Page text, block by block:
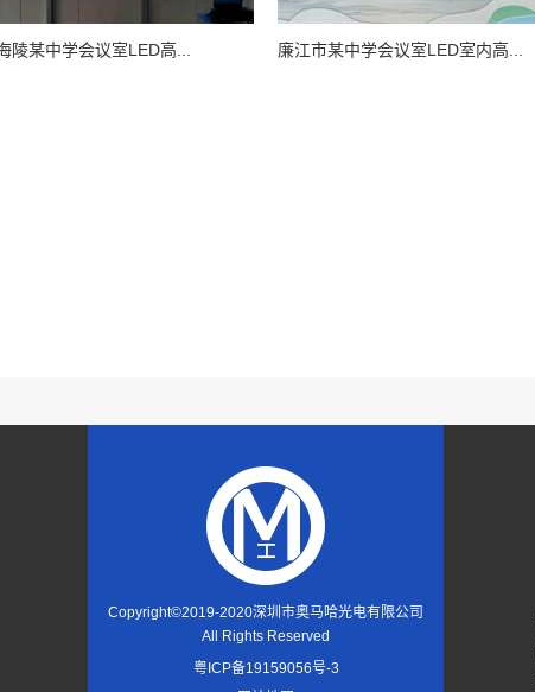
陵某中学会议室LED高... 廉江市某中学会议室LED室内高...
Copyright©2019-2020深圳市奥马哈光电有限公司
All Rights Reserved
粤ICP备19159056号-3